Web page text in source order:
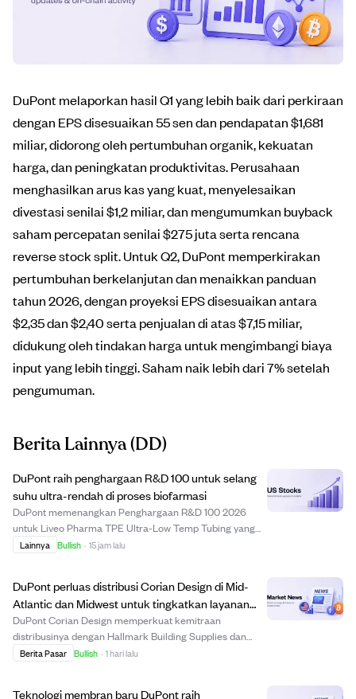
DuPont melaporkan hasil Q1 yang lebih baik dari perkiraan
dengan EPS disesuaikan 55 sen dan pendapatan $1,681
miliar, didorong oleh pertumbuhan organik, kekuatan
harga, dan peningkatan produktivitas. Perusahaan
menghasilkan arus kas yang kuat, menyelesaikan
divestasi senilai $1,2 miliar, dan mengumumkan buyback
saham percepatan senilai $275 juta serta rencana
reverse stock split. Untuk Q2, DuPont memperkirakan
pertumbuhan berkelanjutan dan menaikkan panduan
tahun 2026, dengan proyeksi EPS disesuaikan antara
$2,35 dan $2,40 serta penjualan di atas $7,15 miliar,
didukung oleh tindakan harga untuk mengimbangi biaya
input yang lebih tinggi. Saham naik lebih dari 7% setelah
pengumuman.
Berita Lainnya(DD)
DuPont raih penghargaan R&D 100 untuk selang
suhu ultra-rendah di proses biofarmasi
DuPont memenangkan Penghargaan R&D 100 2026
untuk Liveo Pharma TPE Ultra-Low Temp Tubing yang
dirancang untuk proses biofarmasi pada suhu hingga
Lainnya Bullish · 15 jam lalu
DuPont perluas distribusi Corian Design di Mid-
Atlantic dan Midwest untuk tingkatkan layanan
dan akses produk
DuPont Corian Design memperkuat kemitraan
distribusinya dengan Hallmark Building Supplies dan
Parksite, memperluas cakupan di wilayah Mid-Atlantic
Berita Pasar Bullish · 1 hari lalu
Teknologi membran baru DuPont raih